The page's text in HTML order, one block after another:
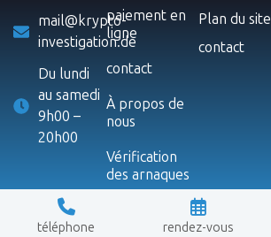
mail@krypto-
investigation.de
Du lundi
au samedi
9h00 –
20h00
téléphone rendez-vous
paiement en
ligne
contact
À propos de
nous
Vérification
des arnaques
Plan du site
contact